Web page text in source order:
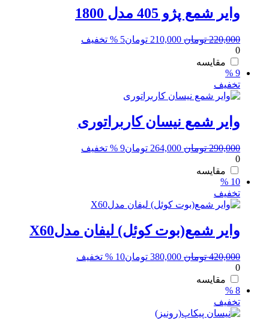
وایر شمع پژو 405 مدل 1800
220,000 تومان قیمت
210,000 تومان5 % تخفیف
0
مقایسه
9 %
تخفیف
وایر شمع نیسان کاربراتوری
290,000 تومان قیمت
264,000 تومان9 % تخفیف
0
مقایسه
10 %
تخفیف
وایر شمع(بوت کوئل) لیفان مدلX60
420,000 تومان قیمت
380,000 تومان10 % تخفیف
0
مقایسه
8 %
تخفیف